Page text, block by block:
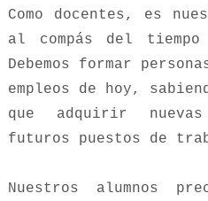
Como docentes, es
al compás del
Debemos formar
empleos de hoy,
que adquirir nuevas
futuros puestos de
Nuestros alumnos